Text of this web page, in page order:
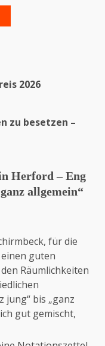
2026
zu besetzen –
Herford – Eng
allgemein“
für die
guten
Räumlichkeiten
jung“ bis „ganz
gut gemischt,